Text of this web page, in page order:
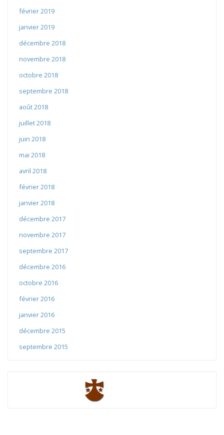
février 2019
janvier 2019
décembre 2018
novembre 2018
octobre 2018
septembre 2018
août 2018
juillet 2018
juin 2018
mai 2018
avril 2018
février 2018
janvier 2018
décembre 2017
novembre 2017
septembre 2017
décembre 2016
octobre 2016
février 2016
janvier 2016
décembre 2015
septembre 2015